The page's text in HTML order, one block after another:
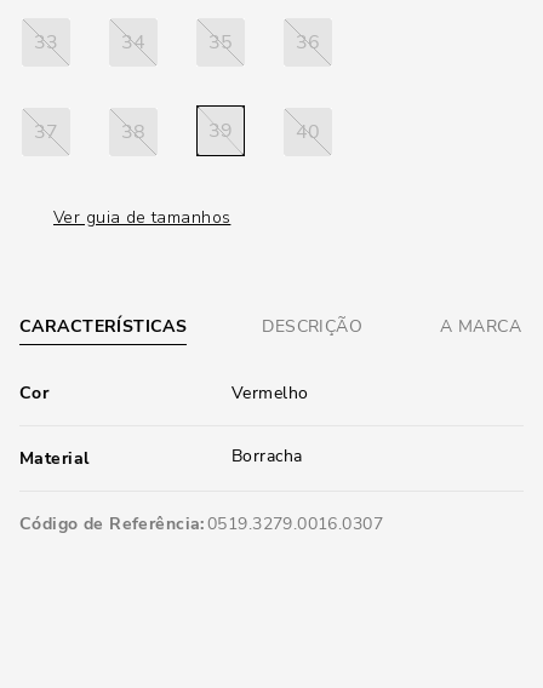
33 34 35 36
37 38 39 40
Ver guia de tamanhos
CARACTERÍSTICAS DESCRIÇÃO A MARCA
Cor Vermelho
Material Borracha
Código de Referência 0519.3279.0016.0307